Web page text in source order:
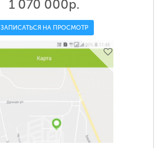
1 070 000р.
ЗАПИСАТЬСЯ НА ПРОСМОТР